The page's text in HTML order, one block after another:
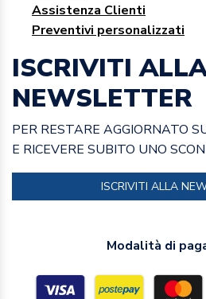
Assistenza Clienti
Preventivi personalizzati
ISCRIVITI
NEWSLETTER
PER RESTARE AGGIORNATO
E RICEVERE SUBITO UNO
ISCRIVITI ALLA
Modalità di